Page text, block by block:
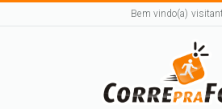
Bem vindo(a)